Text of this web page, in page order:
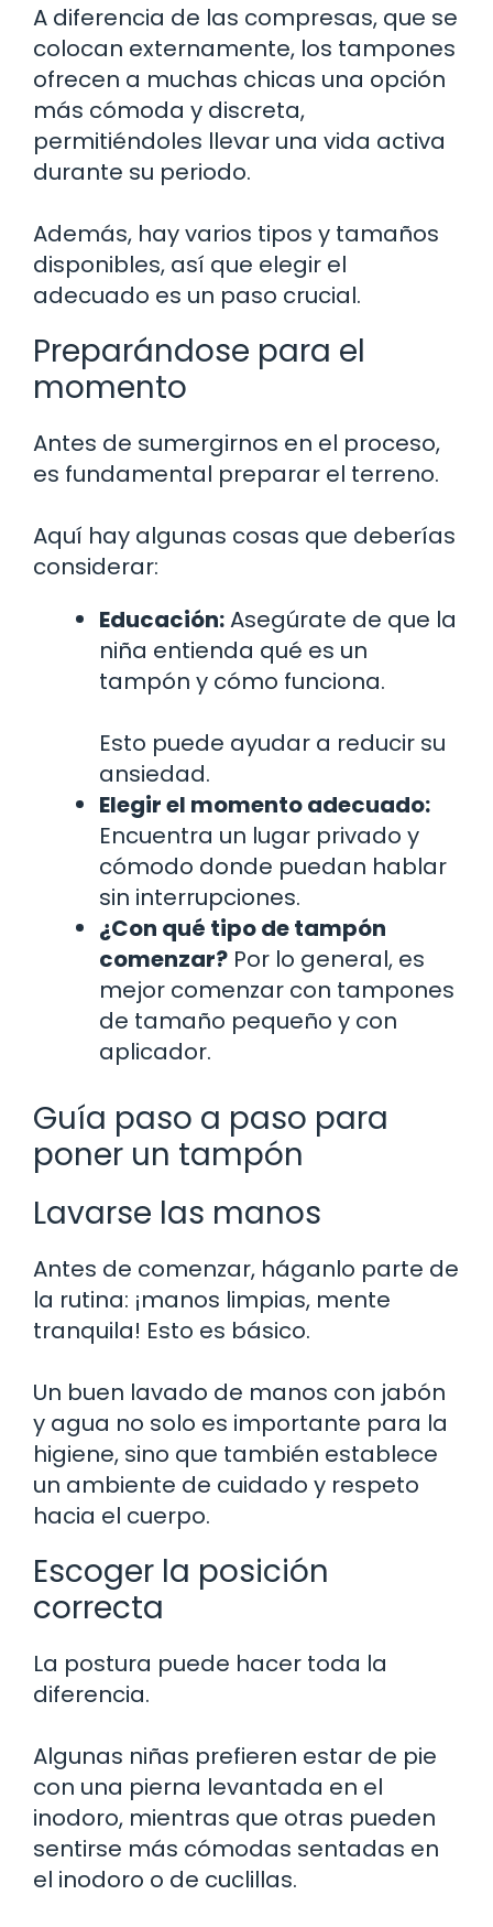
A diferencia de las compresas, que se
colocan externamente, los tampones
ofrecen a muchas chicas una opción
más cómoda y discreta,
permitiéndoles llevar una vida activa
durante su periodo.
Además, hay varios tipos y tamaños
disponibles, así que elegir el
adecuado es un paso crucial.
Preparándose para el
momento
Antes de sumergirnos en el proceso,
es fundamental preparar el terreno.
Aquí hay algunas cosas que deberías
considerar:
Educación:Asegúrate de que la
niña entienda qué es un
tampón y cómo funciona.
Esto puede ayudar a reducir su
ansiedad.
Elegir el momento adecuado:
Encuentra un lugar privado y
cómodo donde puedan hablar
sin interrupciones.
¿Con qué tipo de tampón
comenzar? Por lo general, es
mejor comenzar con tampones
de tamaño pequeño y con
aplicador.
Guía paso a paso para
poner un tampón
Lavarse las manos
Antes de comenzar, háganlo parte de
la rutina: ¡manos limpias, mente
tranquila! Esto es básico.
Un buen lavado de manos con jabón
y agua no solo es importante para la
higiene, sino que también establece
un ambiente de cuidado y respeto
hacia el cuerpo.
Escoger la posición
correcta
La postura puede hacer toda la
diferencia.
Algunas niñas prefieren estar de pie
con una pierna levantada en el
inodoro, mientras que otras pueden
sentirse más cómodas sentadas en
el inodoro o de cuclillas.